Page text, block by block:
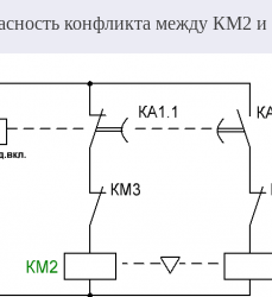
конфликта между КМ2 и